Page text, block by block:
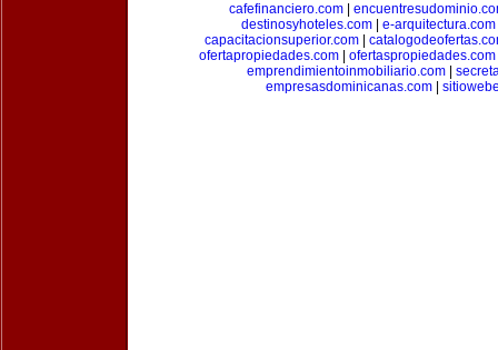
cafefinanciero.com
destinosyhoteles.com
e-arquitectura.com
capacitacionsuperior.com
ofertapropiedades.com
ofertaspropiedades.com
emprendimientoinmobiliario.com|
empresasdominicanas.com|